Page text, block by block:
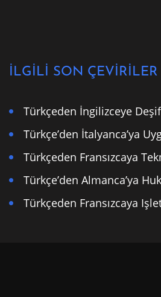
İLGİLİ SON ÇEVİRİLER
Türkçeden İngilizceye
Türkçe’den İtalyanca’ya
Türkçeden Fransızcaya
Türkçe’den Almanca’ya
Türkçeden Fransızcaya